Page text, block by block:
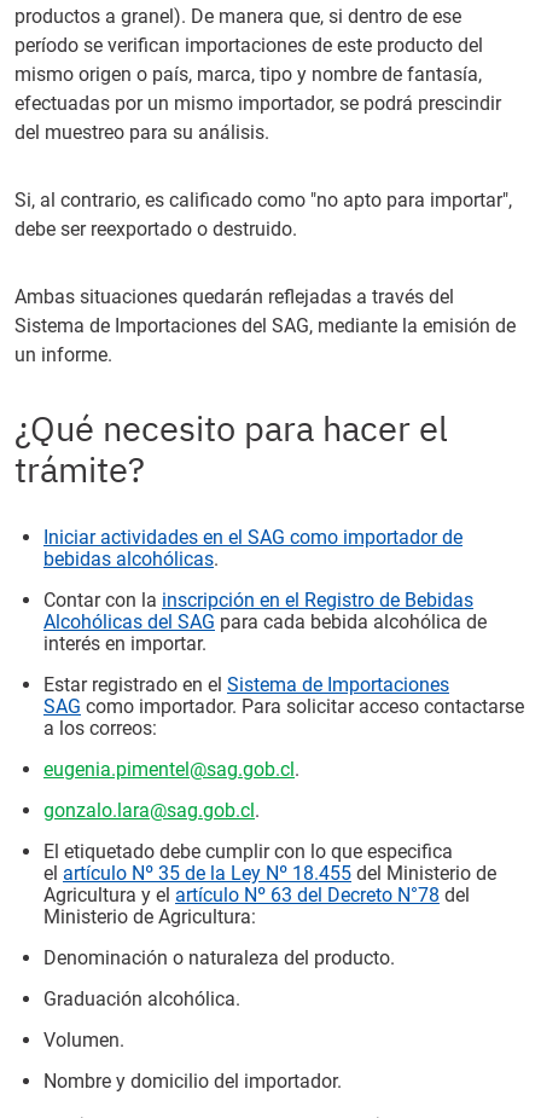
productos a granel). De manera que, si dentro de ese
período se verifican importaciones de este producto del
mismo origen o país, marca, tipo y nombre de fantasía,
efectuadas por un mismo importador, se podrá prescindir
del muestreo para su análisis.
Si, al contrario, es calificado como "no apto para importar",
debe ser reexportado o destruido.
Ambas situaciones quedarán reflejadas a través del
Sistema de Importaciones del SAG, mediante la emisión de
un informe.
¿Qué necesito para hacer el
trámite?
Iniciar actividades en el SAG como importador de
bebidas alcohólicas.
Contar con la inscripción en el Registro de Bebidas
Alcohólicas del SAG para cada bebida alcohólica de
interés en importar.
Estar registrado en el Sistema de Importaciones
SAG como importador. Para solicitar acceso contactarse
a los correos:
eugenia.pimentel@sag.gob.cl.
gonzalo.lara@sag.gob.cl.
El etiquetado debe cumplir con lo que especifica
el artículo Nº 35 de la Ley Nº 18.455 del Ministerio de
Agricultura y el artículo Nº 63 del Decreto N°78 del
Ministerio de Agricultura:
Denominación o naturaleza del producto.
Graduación alcohólica.
Volumen.
Nombre y domicilio del importador.